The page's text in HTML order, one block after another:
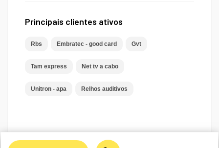
Principais clientes ativos
Rbs Embratec - good card Gvt
Tam express Net tv a cabo
Unitron - apa Relhos auditivos